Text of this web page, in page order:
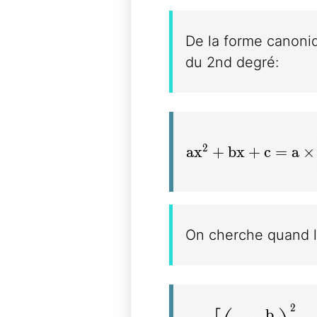
De la forme
du 2nd degré:
ax^2+bx+c=a
ax2 + bx + c = a ×
On cherche quand
2